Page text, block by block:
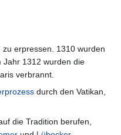
erpressen. 1310 wurden
Jahr 1312 wurden die
verbrannt.
durch den Vatikan,
die Tradition berufen,